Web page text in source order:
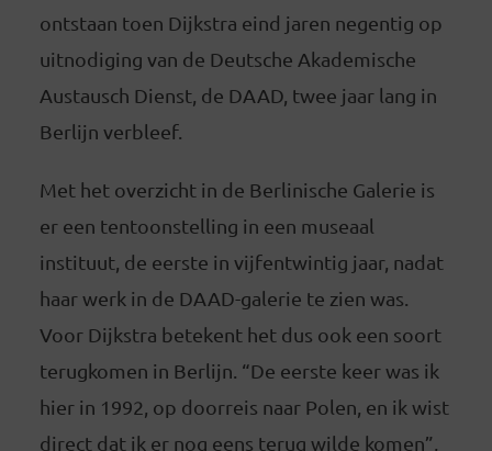
ontstaan toen Dijkstra eind jaren negentig op
uitnodiging van de Deutsche Akademische
Austausch Dienst, de DAAD, twee jaar lang in
Berlijn verbleef.
Met het overzicht in de Berlinische Galerie is
er een tentoonstelling in een museaal
instituut, de eerste in vijfentwintig jaar, nadat
haar werk in de DAAD-galerie te zien was.
Voor Dijkstra betekent het dus ook een soort
terugkomen in Berlijn. “De eerste keer was ik
hier in 1992, op doorreis naar Polen, en ik wist
direct dat ik er nog eens terug wilde komen”,